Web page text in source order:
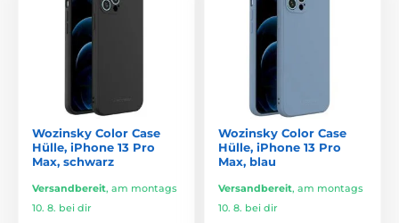
Wozinsky Color Case
Hülle, iPhone 13 Pro
Max, schwarz
Versandbereit, am montags
10. 8. bei dir
Wozinsky Color Case
Hülle, iPhone 13 Pro
Max, blau
Versandbereit, am montags
10. 8. bei dir